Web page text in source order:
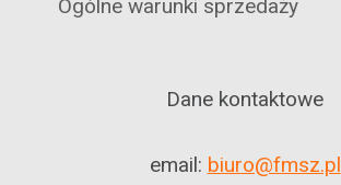
Ogólne warunki sprzedaży
Dane kontaktowe
email: biuro@fmsz.pl